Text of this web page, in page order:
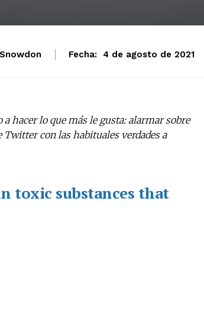
Suscríbete a nuestro boletín
noticias del vapeo y la reducción
Fecha: 4 de agosto de 2021
hacer lo que más le gusta: alarmar sobre
con las habituales verdades a
toxic substances that